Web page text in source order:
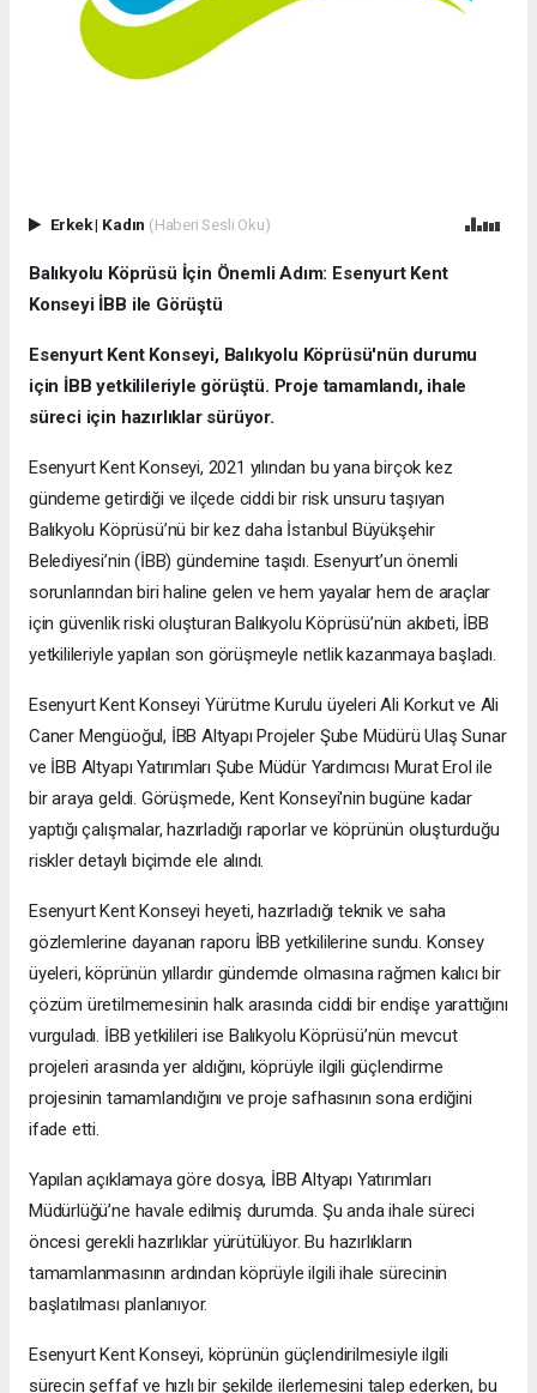
Erkek| Kadın (Haberi Sesli Oku)
Balıkyolu Köprüsü İçin Önemli Adım: Esenyurt Kent
Konseyi İBB ile Görüştü
Esenyurt Kent Konseyi, Balıkyolu Köprüsü'nün durumu
için İBB yetkilileriyle görüştü. Proje tamamlandı, ihale
süreci için hazırlıklar sürüyor.
Esenyurt Kent Konseyi, 2021 yılından bu yana birçok kez
gündeme getirdiği ve ilçede ciddi bir risk unsuru taşıyan
Balıkyolu Köprüsü’nü bir kez daha İstanbul Büyükşehir
Belediyesi’nin (İBB) gündemine taşıdı. Esenyurt’un önemli
sorunlarından biri haline gelen ve hem yayalar hem de araçlar
için güvenlik riski oluşturan Balıkyolu Köprüsü’nün akıbeti, İBB
yetkilileriyle yapılan son görüşmeyle netlik kazanmaya başladı.
Esenyurt Kent Konseyi Yürütme Kurulu üyeleri Ali Korkut ve Ali
Caner Mengüoğul, İBB Altyapı Projeler Şube Müdürü Ulaş Sunar
ve İBB Altyapı Yatırımları Şube Müdür Yardımcısı Murat Erol ile
bir araya geldi. Görüşmede, Kent Konseyi'nin bugüne kadar
yaptığı çalışmalar, hazırladığı raporlar ve köprünün oluşturduğu
riskler detaylı biçimde ele alındı.
Esenyurt Kent Konseyi heyeti, hazırladığı teknik ve saha
gözlemlerine dayanan raporu İBB yetkililerine sundu. Konsey
üyeleri, köprünün yıllardır gündemde olmasına rağmen kalıcı bir
çözüm üretilmemesinin halk arasında ciddi bir endişe yarattığını
vurguladı. İBB yetkilileri ise Balıkyolu Köprüsü’nün mevcut
projeleri arasında yer aldığını, köprüyle ilgili güçlendirme
projesinin tamamlandığını ve proje safhasının sona erdiğini
ifade etti.
Yapılan açıklamaya göre dosya, İBB Altyapı Yatırımları
Müdürlüğü’ne havale edilmiş durumda. Şu anda ihale süreci
öncesi gerekli hazırlıklar yürütülüyor. Bu hazırlıkların
tamamlanmasının ardından köprüyle ilgili ihale sürecinin
başlatılması planlanıyor.
Esenyurt Kent Konseyi, köprünün güçlendirilmesiyle ilgili
sürecin şeffaf ve hızlı bir şekilde ilerlemesini talep ederken, bu